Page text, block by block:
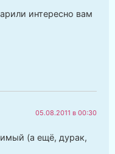
интересно вам
05.08.2011 в 00:30
(а ещё, дурак,